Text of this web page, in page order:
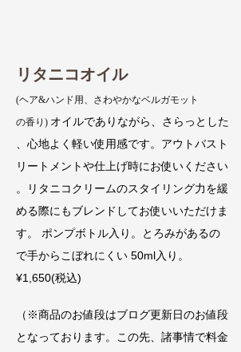
リタニコオイル
(ヘア&ハンド用、さわやかなベルガモット
の香り) オイルでありながら、さらっとした
、心地よく軽い使用感です。アウトバスト
リートメントや仕上げ時にお使いください
。リタニコクリームのスタイリング力を緩
める際にもブレンドしてお使いいただけま
す。 ポンプボトル入り。とろみがあるの
で手からこぼれにくい 50ml入り。
¥1,650(税込)
（※商品のお値段はブログ更新日のお値段
となっております。この先、諸事情で料金